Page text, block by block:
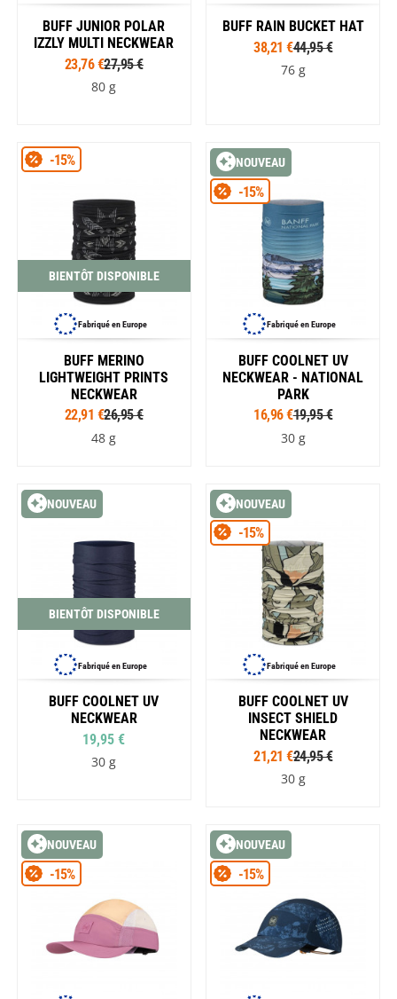
BUFF JUNIOR POLAR
IZZLY MULTI NECKWEAR
23,76 €27,95 €
80 g
BUFF RAIN BUCKET HAT
38,21 €44,95 €
76 g
BIENTÔT DISPONIBLE
Fabriqué en Europe
BUFF MERINO
LIGHTWEIGHT PRINTS
NECKWEAR
22,91 €26,95 €
-15%
48 g
NOUVEAU
Fabriqué en Europe
BUFF COOLNET UV
NECKWEAR - NATIONAL
PARK
16,96 €19,95 €
-15%
30 g
BIENTÔT DISPONIBLE
NOUVEAU
Fabriqué en Europe
BUFF COOLNET UV
NECKWEAR
19,95 €
30 g
NOUVEAU
Fabriqué en Europe
BUFF COOLNET UV
INSECT SHIELD
NECKWEAR
21,21 €24,95 €
-15%
30 g
NOUVEAU
-15%
NOUVEAU
-15%